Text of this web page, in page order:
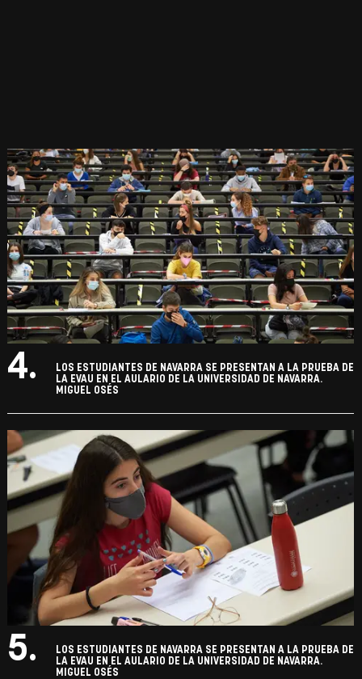
4.
LOS ESTUDIANTES DE NAVARRA SE PRESENTAN A LA PRUEBA DE
LA EVAU EN EL AULARIO DE LA UNIVERSIDAD DE NAVARRA.
MIGUEL OSÉS
5.
LOS ESTUDIANTES DE NAVARRA SE PRESENTAN A LA PRUEBA DE
LA EVAU EN EL AULARIO DE LA UNIVERSIDAD DE NAVARRA.
MIGUEL OSÉS